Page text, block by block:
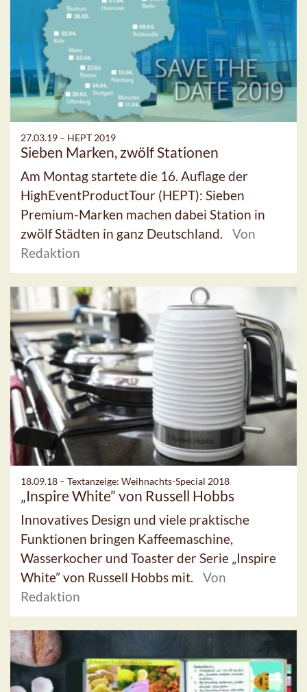
27.03.19 – HEPT 2019
Sieben Marken, zwölf Stationen
Am Montag startete die 16. Auflage der
HighEventProductTour (HEPT): Sieben
Premium-Marken machen dabei Station in
zwölf Städten in ganz Deutschland.
Von
Redaktion
18.09.18 – Textanzeige: Weihnachts-Special 2018
„Inspire White” von Russell Hobbs
Innovatives Design und viele praktische
Funktionen bringen Kaffeemaschine,
Wasserkocher und Toaster der Serie „Inspire
White” von Russell Hobbs mit.
Von
Redaktion